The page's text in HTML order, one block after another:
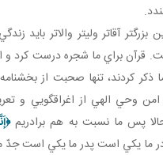
بزرگ تر آقاتر ولي تر والاتر بايد
قرآن براي ما شجره درست کرد و
ما ذکر کردند، تنها صحبت از
امن وحي الهي از اغراق گويي و
پس ما نسبت به هم برادريم
ما يکي است پدر ما يکي است